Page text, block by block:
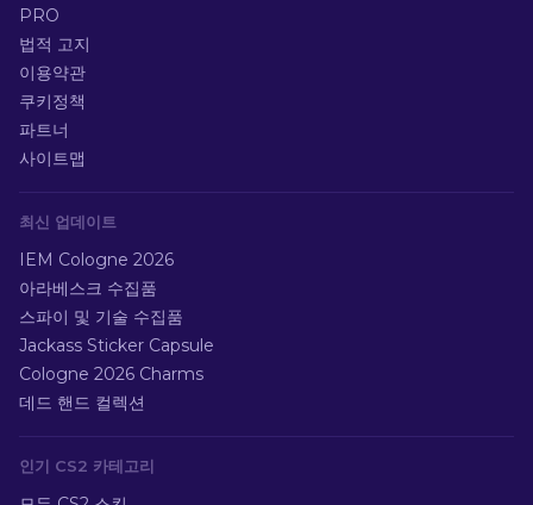
PRO
법적 고지
이용약관
쿠키정책
파트너
사이트맵
최신 업데이트
IEM Cologne 2026
아라베스크 수집품
스파이 및 기술 수집품
Jackass Sticker Capsule
Cologne 2026 Charms
데드 핸드 컬렉션
인기 CS2 카테고리